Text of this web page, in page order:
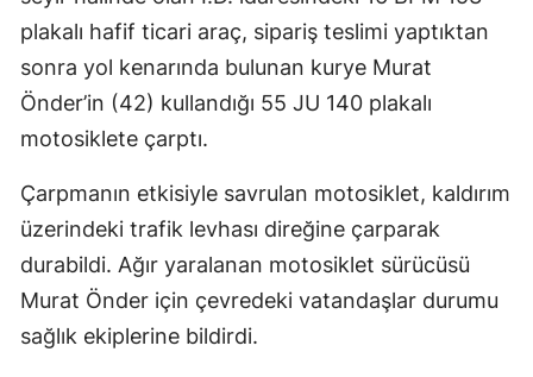
plakalı hafif ticari araç, sipariş teslimi yaptıktan
sonra yol kenarında bulunan kurye Murat
Önder’in (42) kullandığı 55 JU 140 plakalı
motosiklete çarptı.
Çarpmanın etkisiyle savrulan motosiklet, kaldırım
üzerindeki trafik levhası direğine çarparak
durabildi. Ağır yaralanan motosiklet sürücüsü
Murat Önder için çevredeki vatandaşlar durumu
sağlık ekiplerine bildirdi.